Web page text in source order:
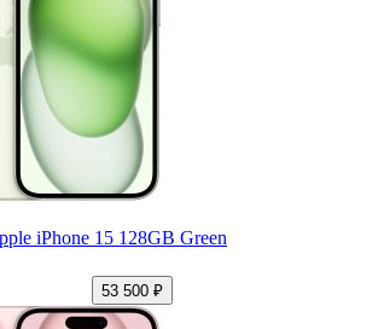
iPhone 15 128GB Green
53 500 ₽